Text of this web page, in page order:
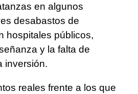
en algunos
desabastos de
hospitales públicos,
y la falta de
inversión.
reales frente a los que